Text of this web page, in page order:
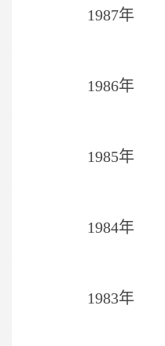
1987年
1986年
1985年
1984年
1983年